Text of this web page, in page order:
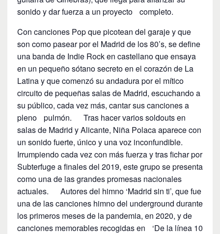
sonido y dar fuerza a un proyecto completo.
Con canciones Pop que picotean del garaje y que
son como pasear por el Madrid de los 80’s, se define
una banda de Indie Rock en castellano que ensaya
en un pequeño sótano secreto en el corazón de La
Latina y que comenzó su andadura por el mítico
circuito de pequeñas salas de Madrid, escuchando a
su público, cada vez más, cantar sus canciones a
pleno pulmón. Tras hacer varios soldouts en
salas de Madrid y Alicante, Niña Polaca aparece con
un sonido fuerte, único y una voz inconfundible.
Irrumpiendo cada vez con más fuerza y tras fichar por
Subterfuge a finales del 2019, este grupo se presenta
como una de las grandes promesas nacionales
actuales. Autores del himno ‘Madrid sin ti’, que fue
una de las canciones himno del underground durante
los primeros meses de la pandemia, en 2020, y de
canciones memorables recogidas en ‘De la línea 10